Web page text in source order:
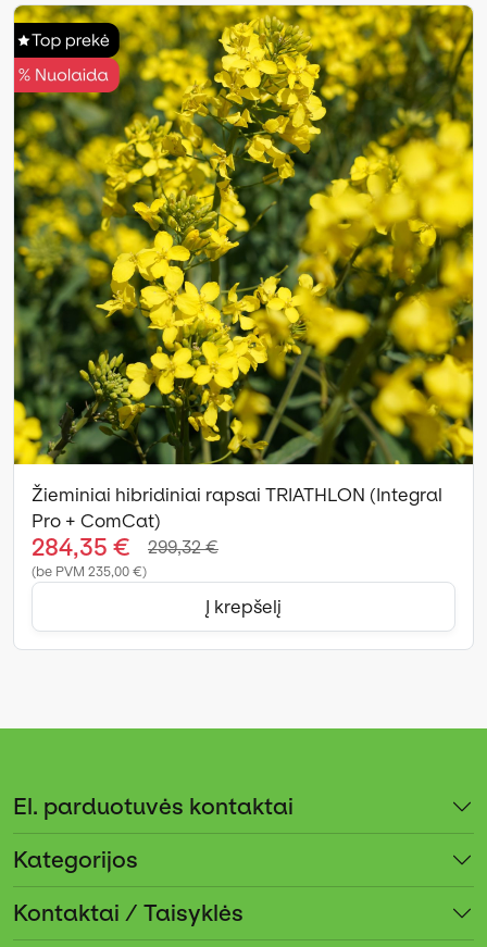
Žieminiai hibridiniai rapsai TRIATHLON (Integral
Pro + ComCat)
284,35 € 299,32 €
(be PVM 235,00 €)
Į krepšelį
El. parduotuvės kontaktai
Kategorijos
Kontaktai / Taisyklės